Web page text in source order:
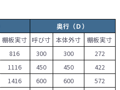
奥行（Ｄ）
棚板実寸 呼び寸 本体外寸
棚板実寸
816 300 300
272
1116 450 450
422
1416 600 600
572